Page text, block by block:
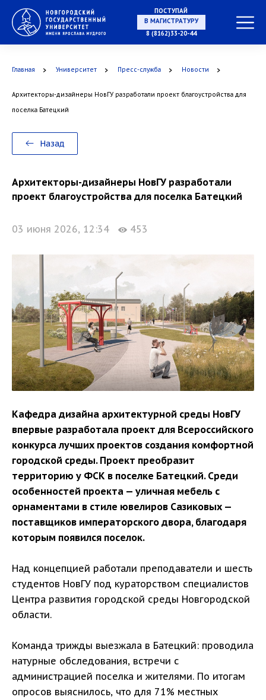
ПОСТУПАЙ
НА СПЕЦИАЛИТЕТ
В МАГИСТРАТУРУ
8 (8162)33-20-44
Главная Университет Пресс-служба Новости
Архитекторы-дизайнеры НовГУ разработали проект благоустройства для
поселка Батецкий
Назад
Архитекторы-дизайнеры НовГУ разработали
проект благоустройства для поселка Батецкий
03 июня 2026, 12:34 453
Кафедра дизайна архитектурной среды НовГУ
впервые разработала проект для Всероссийского
конкурса лучших проектов создания комфортной
городской среды. Проект преобразит
территорию у ФСК в поселке Батецкий. Среди
особенностей проекта — уличная мебель с
орнаментами в стиле ювелиров Сазиковых —
поставщиков императорского двора, благодаря
которым появился поселок.
Над концепцией работали преподаватели и шесть
студентов НовГУ под кураторством специалистов
Центра развития городской среды Новгородской
области.
Команда трижды выезжала в Батецкий: проводила
натурные обследования, встречи с
администрацией поселка и жителями. По итогам
опросов выяснилось, что для 71% местных